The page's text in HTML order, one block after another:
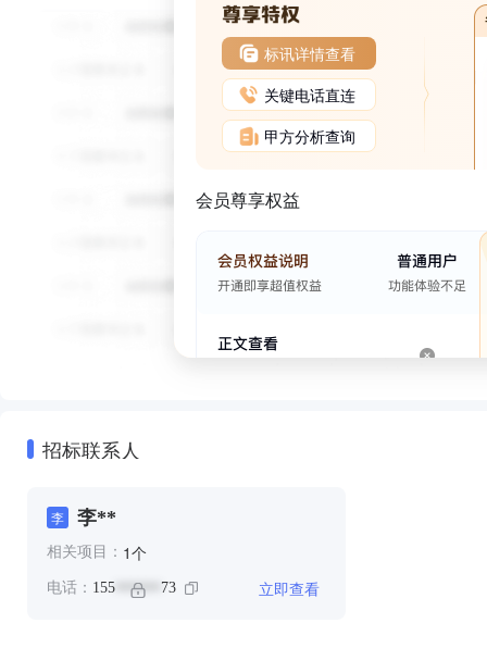
标讯详情查看
关键电话直连
甲方分析查询
会员尊享权益
招标联系人
李 李**
相关项目： 1个
电话： 155 ****** 73 立即查看